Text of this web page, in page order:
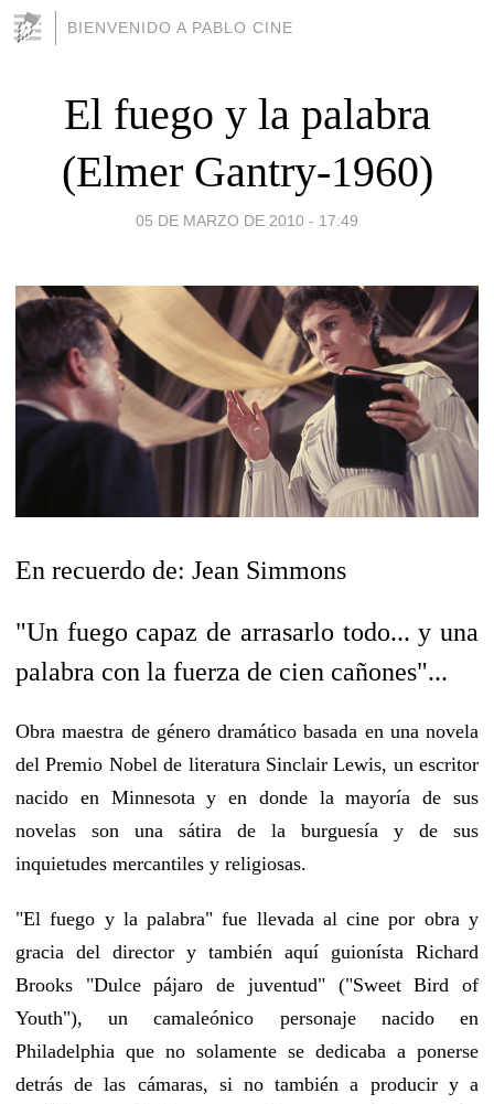
BIENVENIDO A PABLO CINE
El fuego y la palabra
(Elmer Gantry-1960)
05 DE MARZO DE 2010 - 17:49
En recuerdo de: Jean Simmons
"Un fuego capaz de arrasarlo todo... y una
palabra con la fuerza de cien cañones"...
Obra maestra de género dramático basada en una novela
del Premio Nobel de literatura Sinclair Lewis, un escritor
nacido en Minnesota y en donde la mayoría de sus
novelas son una sátira de la burguesía y de sus
inquietudes mercantiles y religiosas.
"El fuego y la palabra" fue llevada al cine por obra y
gracia del director y también aquí guionísta Richard
Brooks "Dulce pájaro de juventud" ("Sweet Bird of
Youth"), un camaleónico personaje nacido en
Philadelphia que no solamente se dedicaba a ponerse
detrás de las cámaras, si no también a producir y a